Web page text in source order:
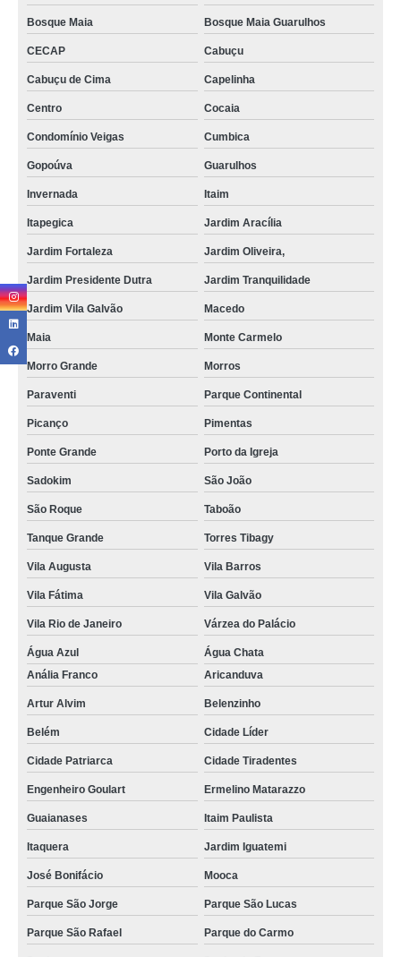
Bosque Maia Bosque Maia Guarulhos
CECAP Cabuçu
Cabuçu de Cima Capelinha
Centro Cocaia
Condomínio Veigas Cumbica
Gopoúva Guarulhos
Invernada Itaim
Itapegica Jardim Aracília
Jardim Fortaleza Jardim Oliveira,
Jardim Presidente Dutra Jardim Tranquilidade
Jardim Vila Galvão Macedo
Maia Monte Carmelo
Morro Grande Morros
Paraventi Parque Continental
Picanço Pimentas
Ponte Grande Porto da Igreja
Sadokim São João
São Roque Taboão
Tanque Grande Torres Tibagy
Vila Augusta Vila Barros
Vila Fátima Vila Galvão
Vila Rio de Janeiro Várzea do Palácio
Água Azul
Água Chata
Anália Franco
Aricanduva
Artur Alvim Belenzinho
Belém Cidade Líder
Cidade Patriarca Cidade Tiradentes
Engenheiro Goulart Ermelino Matarazzo
Guaianases Itaim Paulista
Itaquera Jardim Iguatemi
José Bonifácio Mooca
Parque São Jorge Parque São Lucas
Parque São Rafael Parque do Carmo